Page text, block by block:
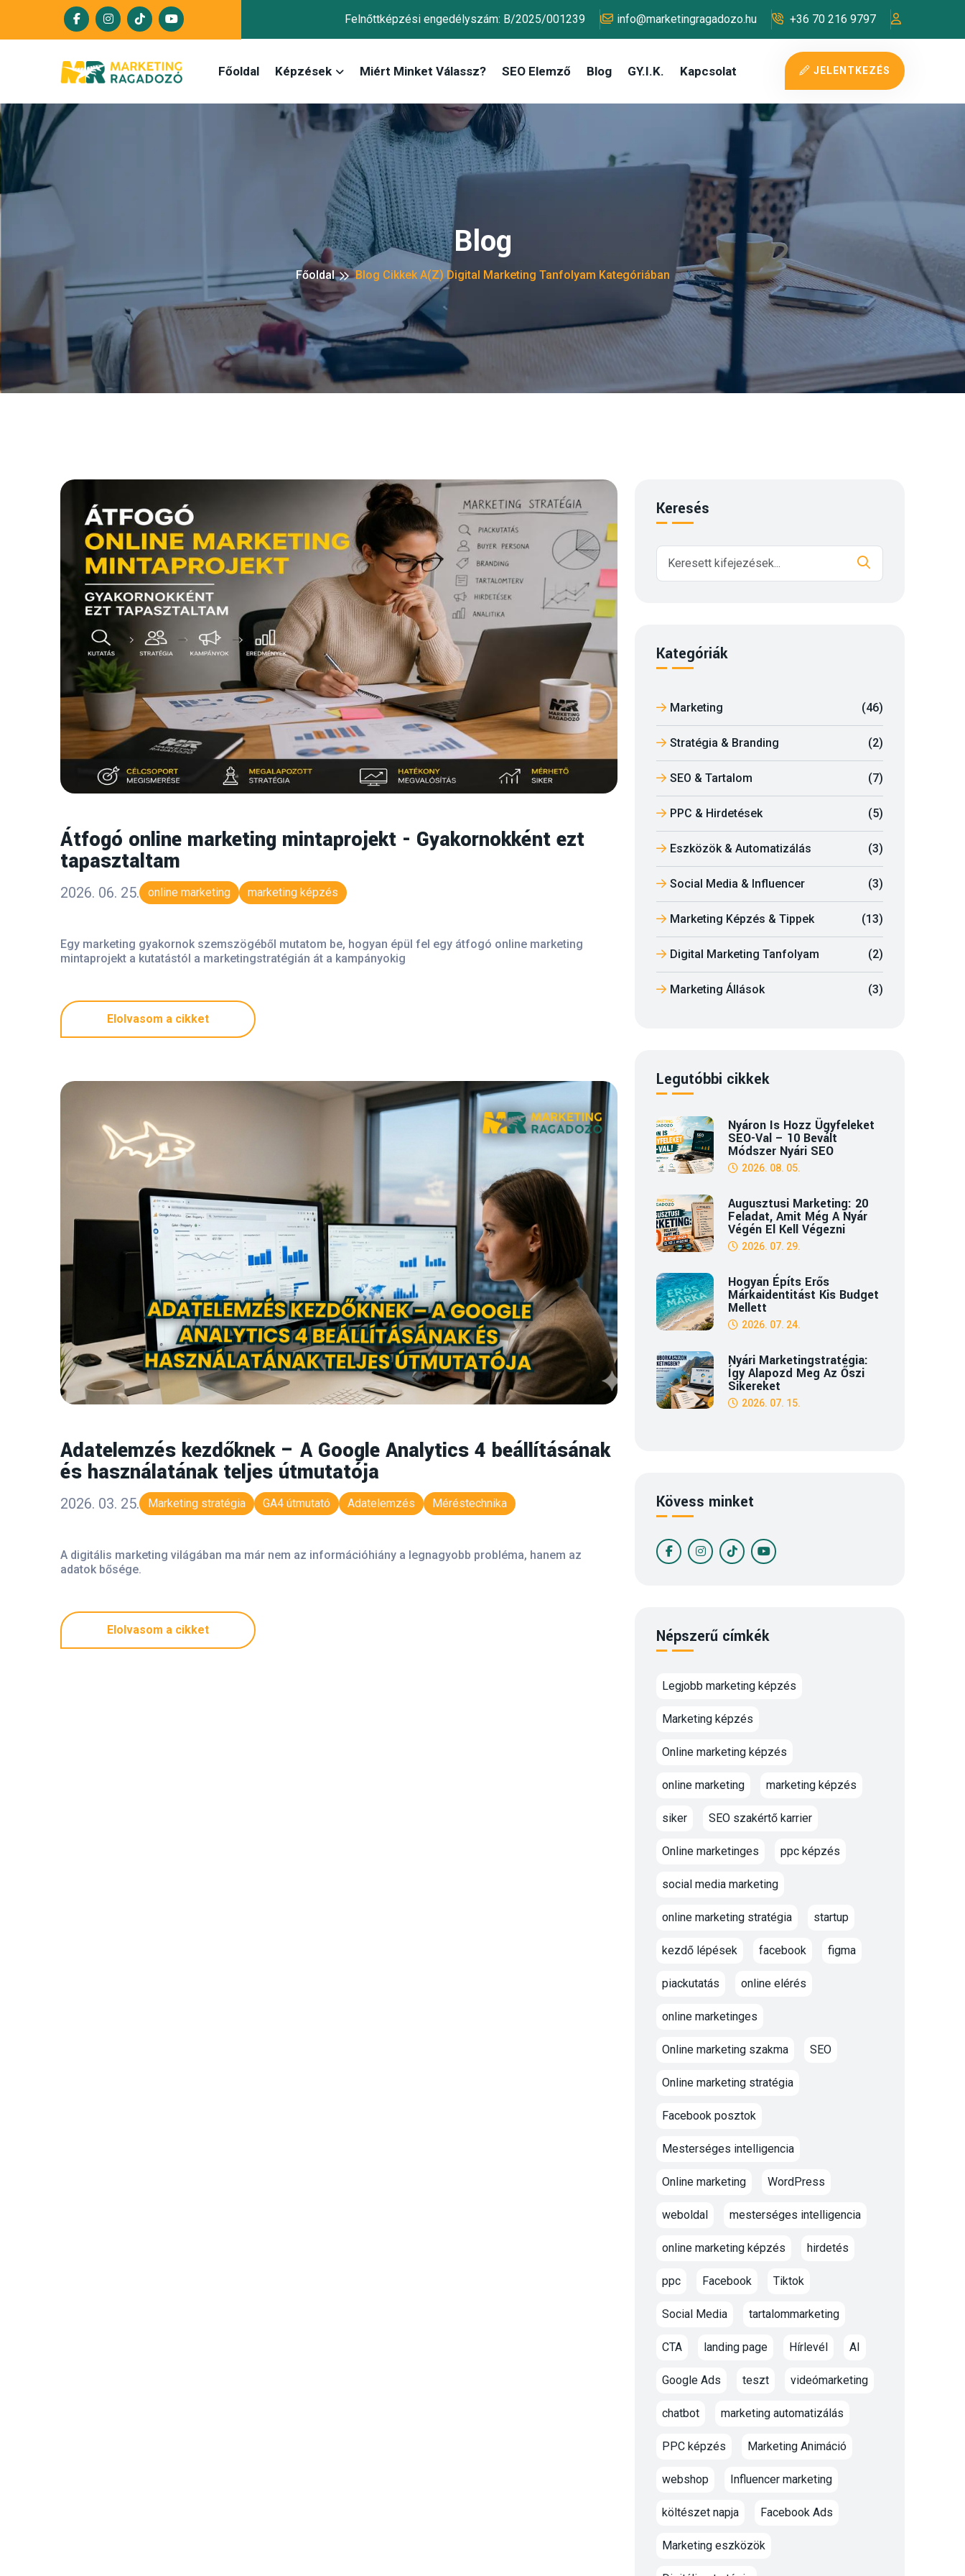
Felnőttképzési engedélyszám: B/2025/001239 info@marketingragadozo.hu +36 70 216 9797
Főoldal Képzések Miért Minket Válassz? SEO Elemző Blog GY.I.K. Kapcsolat JELENTKEZÉS
Blog
Főoldal Blog Cikkek A(z) Digital Marketing Tanfolyam Kategóriában
Átfogó online marketing mintaprojekt - Gyakornokként ezt
tapasztaltam
2026. 06. 25. online marketing marketing képzés
Egy marketing gyakornok szemszögéből mutatom be, hogyan épül fel egy átfogó online marketing
mintaprojekt a kutatástól a marketingstratégián át a kampányokig
Elolvasom a cikket
Adatelemzés kezdőknek – A Google Analytics 4 beállításának
és használatának teljes útmutatója
2026. 03. 25. Marketing stratégia GA4 útmutató Adatelemzés Méréstechnika
A digitális marketing világában ma már nem az információhiány a legnagyobb probléma, hanem az
adatok bősége.
Elolvasom a cikket
Keresés
Kategóriák
Marketing (46)
Stratégia & Branding (2)
SEO & Tartalom (7)
PPC & Hirdetések (5)
Eszközök & Automatizálás (3)
Social Media & Influencer (3)
Marketing Képzés & Tippek (13)
Digital Marketing Tanfolyam (2)
Marketing Állások (3)
Legutóbbi cikkek
Nyáron Is Hozz Ügyfeleket
SEO-Val – 10 Bevált
Módszer Nyári SEO
2026. 08. 05.
Augusztusi Marketing: 20
Feladat, Amit Még A Nyár
Végén El Kell Végezni
2026. 07. 29.
Hogyan Építs Erős
Márkaidentitást Kis Budget
Mellett
2026. 07. 24.
Nyári Marketingstratégia:
Így Alapozd Meg Az Őszi
Sikereket
2026. 07. 15.
Kövess minket
Népszerű címkék
Legjobb marketing képzés
Marketing képzés
Online marketing képzés
online marketing marketing képzés
siker SEO szakértő karrier
Online marketinges ppc képzés
social media marketing
online marketing stratégia startup
kezdő lépések facebook figma
piackutatás online elérés
online marketinges
Online marketing szakma SEO
Online marketing stratégia
Facebook posztok
Mesterséges intelligencia
Online marketing WordPress
weboldal mesterséges intelligencia
online marketing képzés hirdetés
ppc Facebook Tiktok
Social Media tartalommarketing
CTA landing page Hírlevél AI
Google Ads teszt videómarketing
chatbot marketing automatizálás
PPC képzés Marketing Animáció
webshop Influencer marketing
költészet napja Facebook Ads
Marketing eszközök